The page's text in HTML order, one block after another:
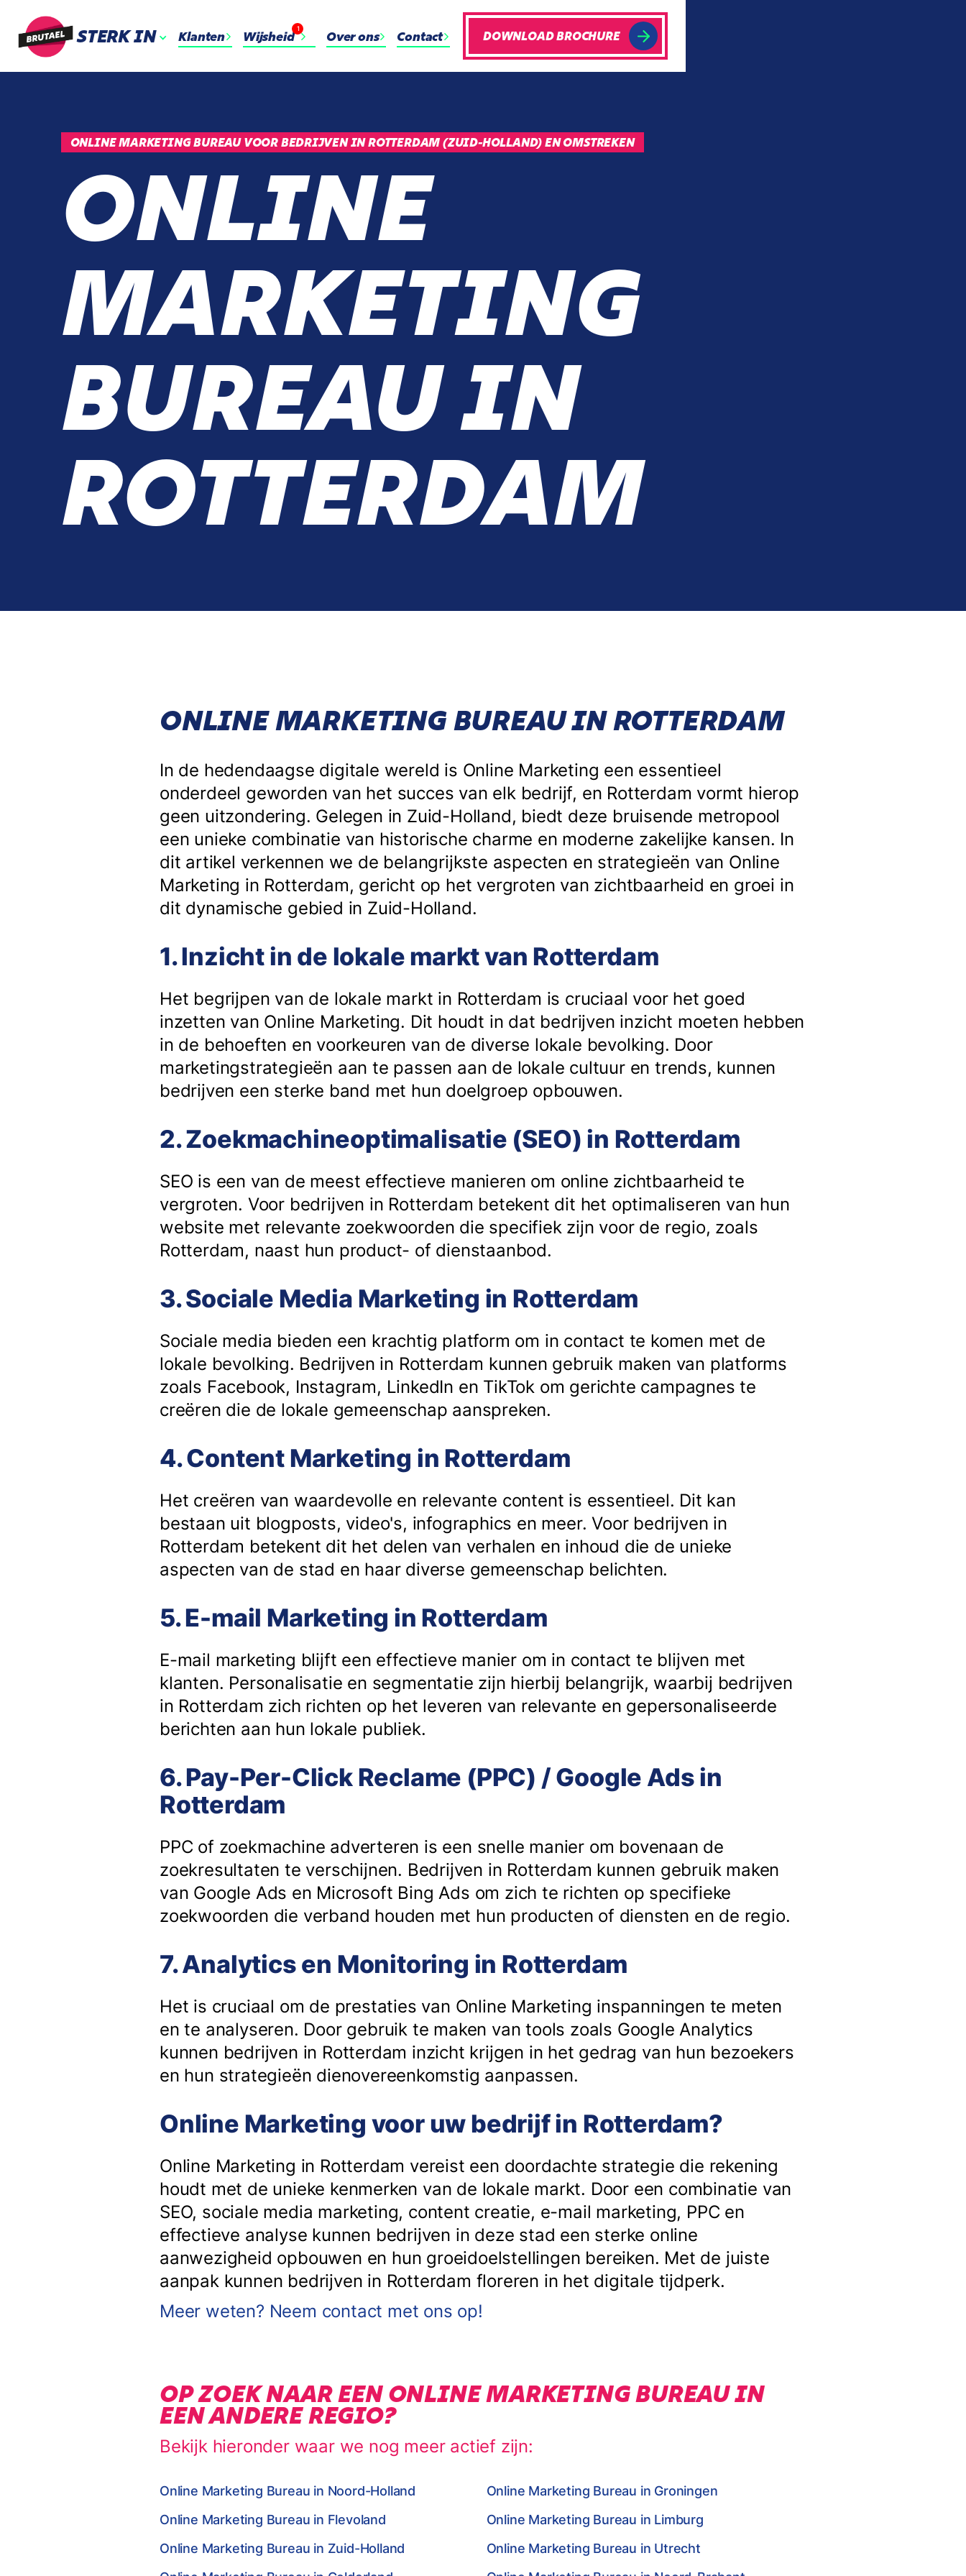
STERK IN Klanten Wijsheid
1
Over ons Contact DOWNLOAD BROCHURE
ONLINE MARKETING BUREAU VOOR BEDRIJVEN IN ROTTERDAM (ZUID-HOLLAND) EN OMSTREKEN
ONLINE
MARKETING
BUREAU IN
ROTTERDAM
ONLINE MARKETING BUREAU IN ROTTERDAM
In de hedendaagse digitale wereld is Online Marketing een essentieel
onderdeel geworden van het succes van elk bedrijf, en Rotterdam vormt hierop
geen uitzondering. Gelegen in Zuid-Holland, biedt deze bruisende metropool
een unieke combinatie van historische charme en moderne zakelijke kansen. In
dit artikel verkennen we de belangrijkste aspecten en strategieën van Online
Marketing in Rotterdam, gericht op het vergroten van zichtbaarheid en groei in
dit dynamische gebied in Zuid-Holland.
1. Inzicht in de lokale markt van Rotterdam
Het begrijpen van de lokale markt in Rotterdam is cruciaal voor het goed
inzetten van Online Marketing. Dit houdt in dat bedrijven inzicht moeten hebben
in de behoeften en voorkeuren van de diverse lokale bevolking. Door
marketingstrategieën aan te passen aan de lokale cultuur en trends, kunnen
bedrijven een sterke band met hun doelgroep opbouwen.
2. Zoekmachineoptimalisatie (SEO) in Rotterdam
SEO is een van de meest effectieve manieren om online zichtbaarheid te
vergroten. Voor bedrijven in Rotterdam betekent dit het optimaliseren van hun
website met relevante zoekwoorden die specifiek zijn voor de regio, zoals
Rotterdam, naast hun product- of dienstaanbod.
3. Sociale Media Marketing in Rotterdam
Sociale media bieden een krachtig platform om in contact te komen met de
lokale bevolking. Bedrijven in Rotterdam kunnen gebruik maken van platforms
zoals Facebook, Instagram, LinkedIn en TikTok om gerichte campagnes te
creëren die de lokale gemeenschap aanspreken.
4. Content Marketing in Rotterdam
Het creëren van waardevolle en relevante content is essentieel. Dit kan
bestaan uit blogposts, video's, infographics en meer. Voor bedrijven in
Rotterdam betekent dit het delen van verhalen en inhoud die de unieke
aspecten van de stad en haar diverse gemeenschap belichten.
5. E-mail Marketing in Rotterdam
E-mail marketing blijft een effectieve manier om in contact te blijven met
klanten. Personalisatie en segmentatie zijn hierbij belangrijk, waarbij bedrijven
in Rotterdam zich richten op het leveren van relevante en gepersonaliseerde
berichten aan hun lokale publiek.
6. Pay-Per-Click Reclame (PPC) / Google Ads in
Rotterdam
PPC of zoekmachine adverteren is een snelle manier om bovenaan de
zoekresultaten te verschijnen. Bedrijven in Rotterdam kunnen gebruik maken
van Google Ads en Microsoft Bing Ads om zich te richten op specifieke
zoekwoorden die verband houden met hun producten of diensten en de regio.
7. Analytics en Monitoring in Rotterdam
Het is cruciaal om de prestaties van Online Marketing inspanningen te meten
en te analyseren. Door gebruik te maken van tools zoals Google Analytics
kunnen bedrijven in Rotterdam inzicht krijgen in het gedrag van hun bezoekers
en hun strategieën dienovereenkomstig aanpassen.
Online Marketing voor uw bedrijf in Rotterdam?
Online Marketing in Rotterdam vereist een doordachte strategie die rekening
houdt met de unieke kenmerken van de lokale markt. Door een combinatie van
SEO, sociale media marketing, content creatie, e-mail marketing, PPC en
effectieve analyse kunnen bedrijven in deze stad een sterke online
aanwezigheid opbouwen en hun groeidoelstellingen bereiken. Met de juiste
aanpak kunnen bedrijven in Rotterdam floreren in het digitale tijdperk.
Meer weten? Neem contact met ons op!
OP ZOEK NAAR EEN ONLINE MARKETING BUREAU IN
EEN ANDERE REGIO?
Bekijk hieronder waar we nog meer actief zijn:
Online Marketing Bureau in Noord-Holland
Online Marketing Bureau in Groningen
Online Marketing Bureau in Flevoland
Online Marketing Bureau in Limburg
Online Marketing Bureau in Zuid-Holland
Online Marketing Bureau in Utrecht